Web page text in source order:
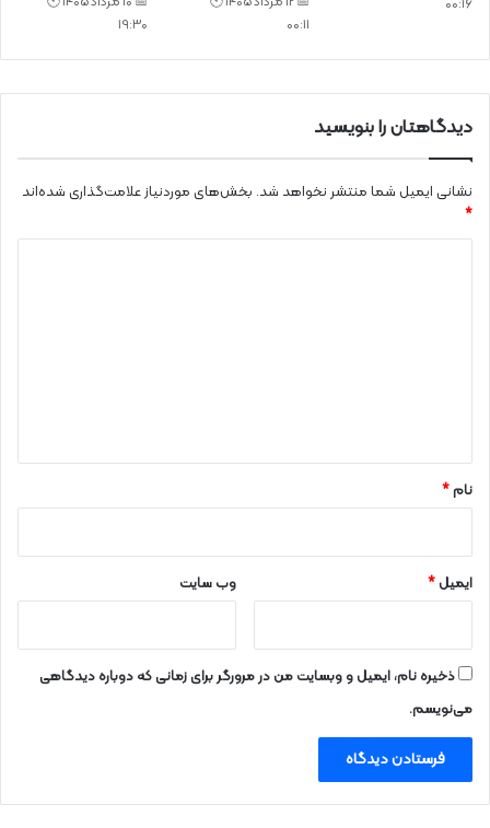
00:16
00:11
19:30
دیدگاهتان را بنویسید
نشانی ایمیل شما منتشر نخواهد شد. بخش‌های موردنیاز علامت‌گذاری شده‌اند
*
نام*
ایمیل* وب‌ سایت
ذخیره نام، ایمیل و وبسایت من در مرورگر برای زمانی که دوباره دیدگاهی
می‌نویسم.